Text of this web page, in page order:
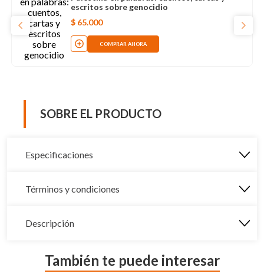
escritos sobre genocidio
$ 65.000
COMPRAR AHORA
SOBRE EL PRODUCTO
Especificaciones
Términos y condiciones
Descripción
También te puede interesar